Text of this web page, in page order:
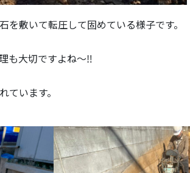
敷いて転圧して固めている様子です。
も大切ですよね～‼
います。